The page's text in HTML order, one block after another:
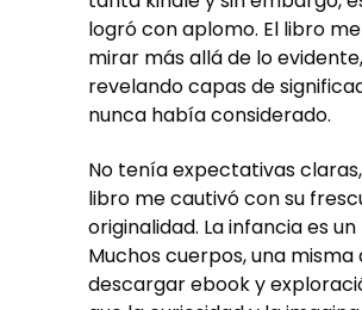
logró con aplomo. El libro
mirar más allá de lo evidente,
revelando capas de
nunca había considerado.
No tenía expectativas
libro me cautivó con su
originalidad. La infancia es
Muchos cuerpos, una misma
descargar ebook y